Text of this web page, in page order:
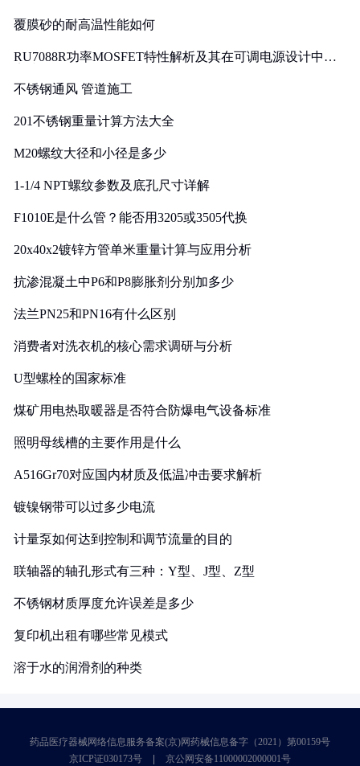
覆膜砂的耐高温性能如何
RU7088R功率MOSFET特性解析及其在可调电源设计中的
不锈钢通风 管道施工
201不锈钢重量计算方法大全
M20螺纹大径和小径是多少
1-1/4 NPT螺纹参数及底孔尺寸详解
F1010E是什么管？能否用3205或3505代换
20x40x2镀锌方管单米重量计算与应用分析
抗渗混凝土中P6和P8膨胀剂分别加多少
法兰PN25和PN16有什么区别
消费者对洗衣机的核心需求调研与分析
U型螺栓的国家标准
煤矿用电热取暖器是否符合防爆电气设备标准
照明母线槽的主要作用是什么
A516Gr70对应国内材质及低温冲击要求解析
镀镍钢带可以过多少电流
计量泵如何达到控制和调节流量的目的
联轴器的轴孔形式有三种：Y型、J型、Z型
不锈钢材质厚度允许误差是多少
复印机出租有哪些常见模式
溶于水的润滑剂的种类
药品医疗器械网络信息服务备案(京)网药械信息备字（2021）第00159号
京ICP证030173号
京公网安备11000002000001号